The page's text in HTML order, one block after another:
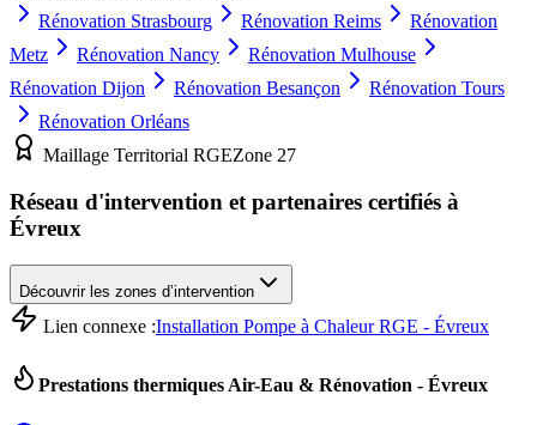
Rénovation Strasbourg Rénovation Reims
Rénovation
Metz
Rénovation Nancy Rénovation Mulhouse
Rénovation Dijon Rénovation Besançon Rénovation Tours
Rénovation Orléans
Maillage Territorial RGEZone 27
Réseau d'intervention et partenaires certifiés à
Évreux
Découvrir les zones d’intervention
Lien connexe :Installation Pompe à Chaleur RGE - Évreux
Prestations thermiques Air-Eau & Rénovation - Évreux